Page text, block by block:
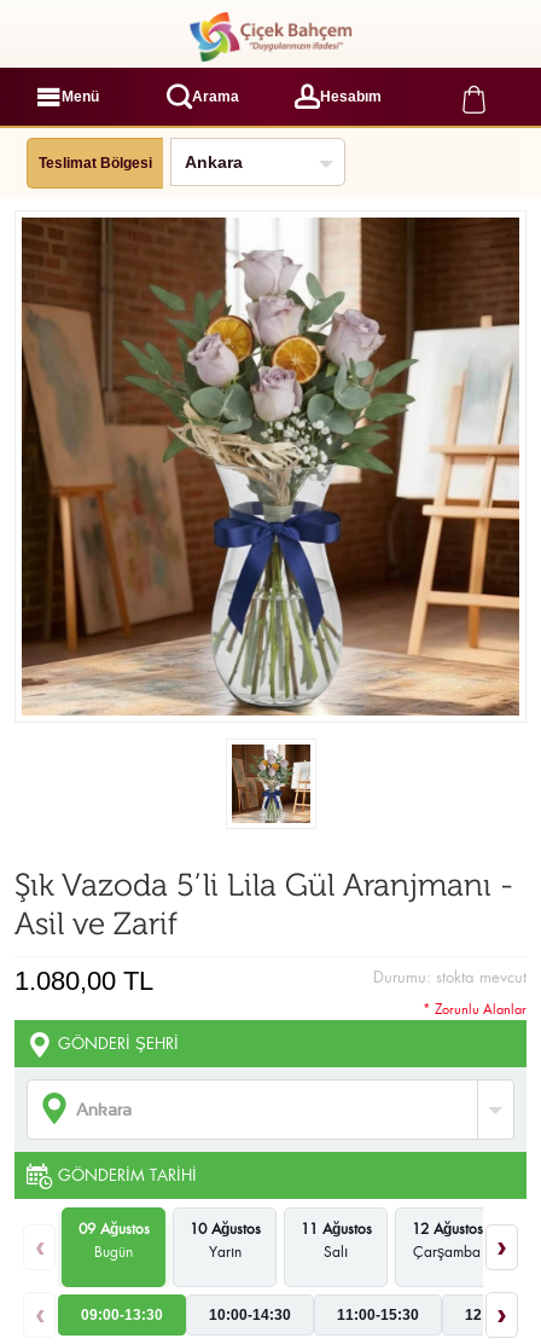
Menü Arama Hesabım
Teslimat Bölgesi
Şık Vazoda 5’li Lila Gül Aranjmanı -
Asil ve Zarif
Durumu: stokta mevcut
1.080,00 TL
GÖNDERI ŞEHRI
GÖNDERIM TARIHI
‹
09 Ağustos
Bugün
10 Ağustos
Yarın
11 Ağustos
Salı
12 Ağustos
Çarşamba
›
‹ 09:00-13:30 10:00-14:30 11:00-15:30 12:00-
›
* Zorunlu Alanlar